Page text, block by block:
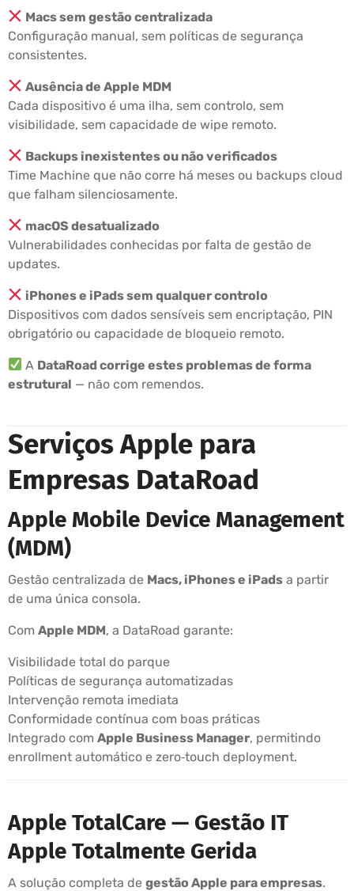
Macs sem gestão centralizada
Configuração manual, sem políticas de segurança
consistentes.
Ausência de Apple MDM
Cada dispositivo é uma ilha, sem controlo, sem
visibilidade, sem capacidade de wipe remoto.
Backups inexistentes ou não verificados
Time Machine que não corre há meses ou backups cloud
que falham silenciosamente.
macOS desatualizado
Vulnerabilidades conhecidas por falta de gestão de
updates.
iPhones e iPads sem qualquer controlo
Dispositivos com dados sensíveis sem encriptação, PIN
obrigatório ou capacidade de bloqueio remoto.
A DataRoad corrige estes problemas de forma
estrutural — não com remendos.
Serviços Apple para
Empresas DataRoad
Apple Mobile Device Management
(MDM)
Gestão centralizada de Macs, iPhones e iPads a partir
de uma única consola.
Com Apple MDM, a DataRoad garante:
Visibilidade total do parque
Políticas de segurança automatizadas
Intervenção remota imediata
Conformidade contínua com boas práticas
Integrado com Apple Business Manager, permitindo
enrollment automático e zero‑touch deployment.
Apple TotalCare — Gestão IT
Apple Totalmente Gerida
A solução completa de gestão Apple para empresas.